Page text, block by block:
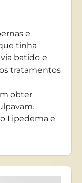
e
tinha
batido e
tratamentos
obter
Lipedema e